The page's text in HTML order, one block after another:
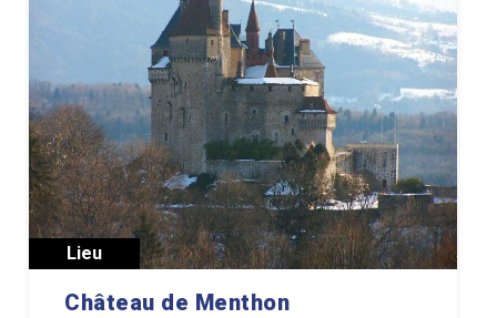
Lieu
Château de Menthon